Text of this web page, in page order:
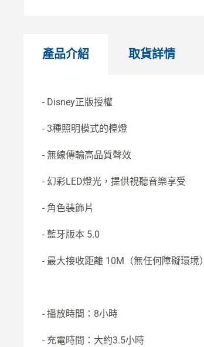
產品介紹
- Disney正版授權
- 3種照明模式的檯燈
- 無線傳輸高品質聲效
- 幻彩LED燈光，提供視聽音樂享受
- 角色裝飾片
- 藍牙版本 5.0
- 最大接收距離 10M（無任何障礙環境）
- 播放時間：8小時
- 充電時間：大約3.5小時
取貨詳情